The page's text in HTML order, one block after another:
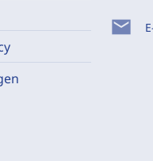
mail